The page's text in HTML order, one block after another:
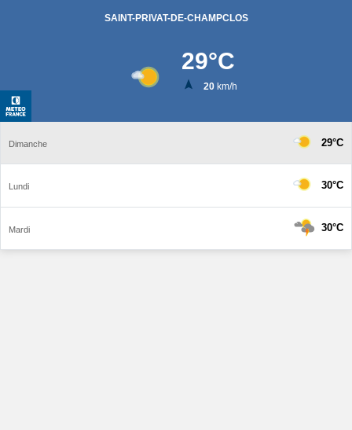
SAINT-PRIVAT-DE-CHAMPCLOS
29°C
20km/h
Dimanche 29°C
Lundi 30°C
Mardi 30°C